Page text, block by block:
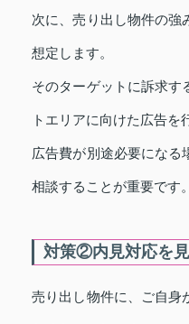
次に、売り出し物件の強
想定します。
そのターゲットに訴求す
トエリアに向けた広告を
広告費が別途必要になる
相談することが重要です。
対策②内見対応を
売り出し物件に、ご自身